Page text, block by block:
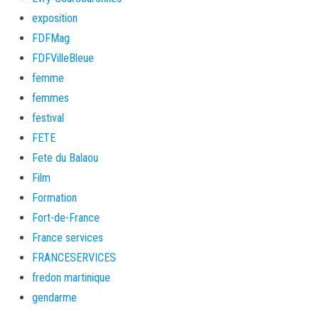
exposition
FDFMag
FDFVilleBleue
femme
femmes
festival
FETE
Fete du Balaou
Film
Formation
Fort-de-France
France services
FRANCESERVICES
fredon martinique
gendarme